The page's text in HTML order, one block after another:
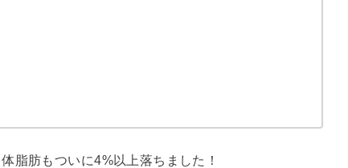
脂肪もついに4%以上落ちました！